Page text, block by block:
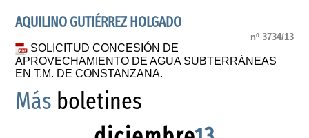
AQUILINO GUTIÉRREZ HOLGADO
nº 3734/13
SOLICITUD CONCESIÓN DE
APROVECHAMIENTO DE AGUA SUBTERRÁNEAS
EN T.M. DE CONSTANZANA.
Más boletines